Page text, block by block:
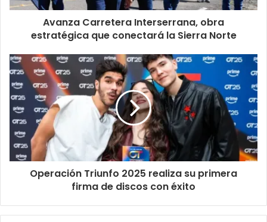
Avanza Carretera Interserrana, obra
estratégica que conectará la Sierra Norte
Operación Triunfo 2025 realiza su primera
firma de discos con éxito